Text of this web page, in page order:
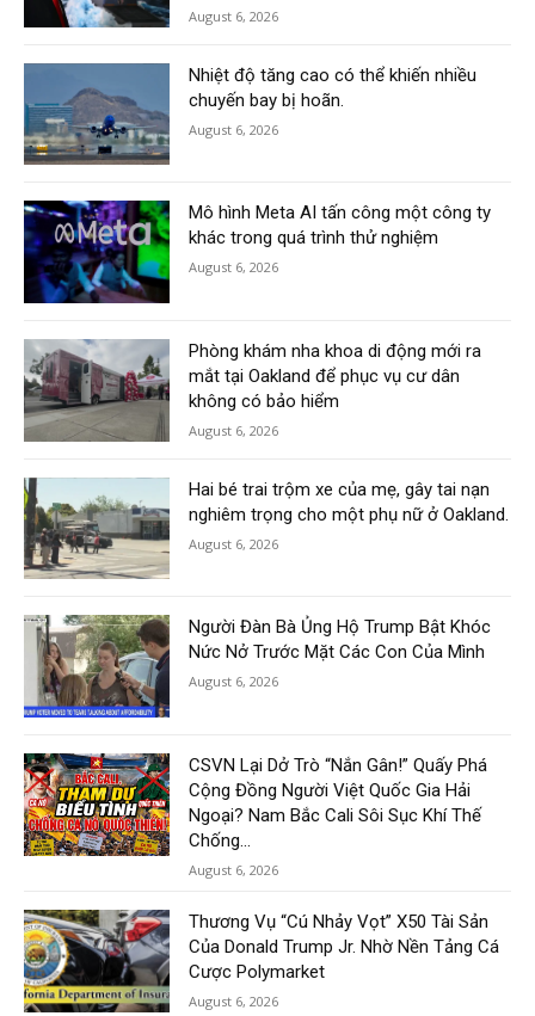
August 6, 2026
Nhiệt độ tăng cao có thể khiến nhiều
chuyến bay bị hoãn.
August 6, 2026
Mô hình Meta AI tấn công một công ty
khác trong quá trình thử nghiệm
August 6, 2026
Phòng khám nha khoa di động mới ra
mắt tại Oakland để phục vụ cư dân
không có bảo hiểm
August 6, 2026
Hai bé trai trộm xe của mẹ, gây tai nạn
nghiêm trọng cho một phụ nữ ở Oakland.
August 6, 2026
Người Đàn Bà Ủng Hộ Trump Bật Khóc
Nức Nở Trước Mặt Các Con Của Mình
August 6, 2026
CSVN Lại Dở Trò “Nắn Gân!” Quấy Phá
Cộng Đồng Người Việt Quốc Gia Hải
Ngoại? Nam Bắc Cali Sôi Sục Khí Thế
Chống...
August 6, 2026
Thương Vụ “Cú Nhảy Vọt” X50 Tài Sản
Của Donald Trump Jr. Nhờ Nền Tảng Cá
Cược Polymarket
August 6, 2026